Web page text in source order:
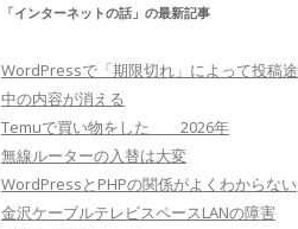
「インターネットの話」の最新記事
WordPressで「期限切れ」によって投稿途
中の内容が消える
Temuで買い物をした 2026年
無線ルーターの入替は大変
WordPressとPHPの関係がよくわからない
金沢ケーブルテレビスペースLANの障害